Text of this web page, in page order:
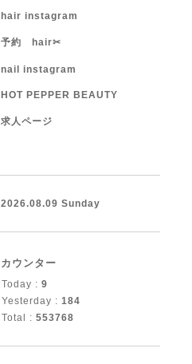
hair instagram
予約 hair✂︎
nail instagram
HOT PEPPER BEAUTY
求人ページ
2026.08.09 Sunday
カウンター
Today : 9
Yesterday : 184
Total : 553768